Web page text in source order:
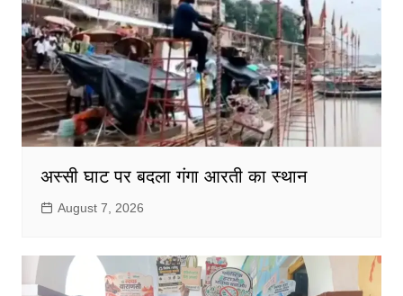
अस्सी घाट पर बदला गंगा आरती का स्थान
August 7, 2026